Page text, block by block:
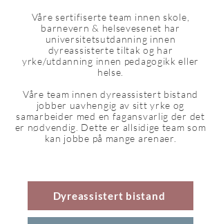
Våre sertifiserte team innen skole,
barnevern & helsevesenet har
universitetsutdanning innen
dyreassisterte tiltak og har
yrke/utdanning innen pedagogikk eller
helse.
Våre team innen dyreassistert bistand
jobber uavhengig av sitt yrke og
samarbeider med en fagansvarlig der det
er nødvendig. Dette er allsidige team som
kan jobbe på mange arenaer.
Dyreassistert bistand